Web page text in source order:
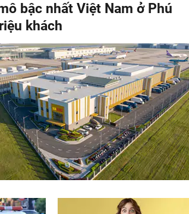
bậc nhất Việt Nam ở Phú
khách